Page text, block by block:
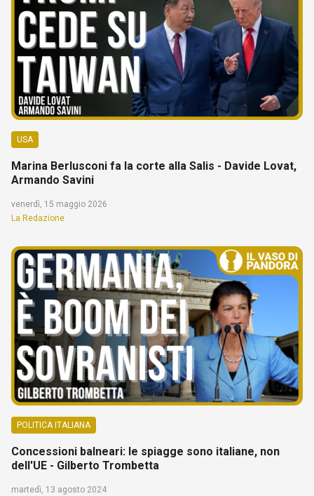
USA
Marina Berlusconi fa la corte alla Salis - Davide Lovat,
Armando Savini
venerdì, 15 maggio 2026
La Redazione
POLITICA ITALIANA
Concessioni balneari: le spiagge sono italiane, non
dell'UE - Gilberto Trombetta
martedì, 13 agosto 2024